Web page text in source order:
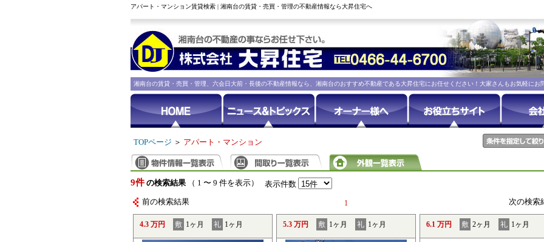
アパート・マンション賃貸検索 | 湘南台の賃貸・売買・管理の不動産情報なら大昇住宅へ
湘南台の賃貸・売買・管理、六会日大前・長後の不動産情報なら、湘南台のおすすめ不動産である大昇住宅にお任せください！大家さんもお気軽にお
TOPページ ＞ アパート・マンション
9件 の検索結果（ 1 〜 9 件を表示） 表示件数
前の検索結果 1 次の検
4.3 万円 敷 1ヶ月 礼 1ヶ月 5.3 万円 敷 1ヶ月 礼 1ヶ月 6.1 万円 敷 2ヶ月 礼 1ヶ月